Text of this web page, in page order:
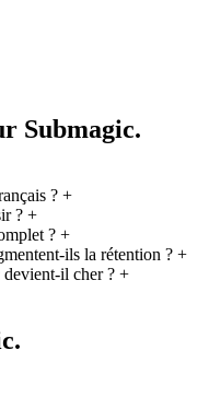
Submagic.
? +
? +
? +
ils la rétention ? +
il cher ? +